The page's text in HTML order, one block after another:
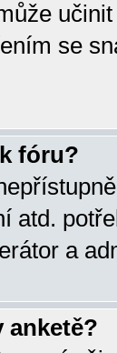
se
fóru?
atd.
a
anketě?